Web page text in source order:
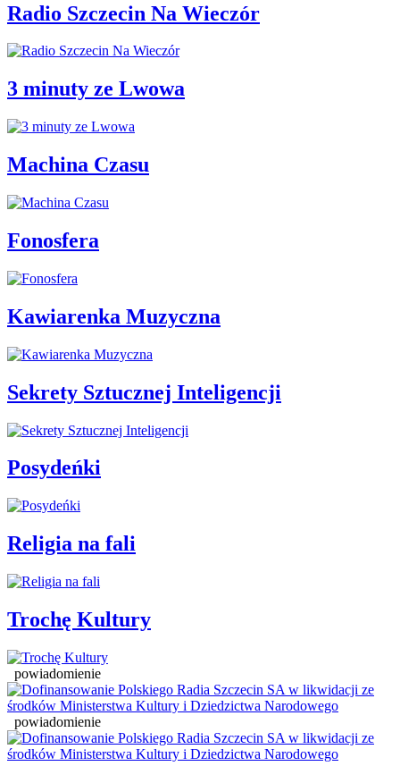
Radio Szczecin Na Wieczór
3 minuty ze Lwowa
Machina Czasu
Fonosfera
Kawiarenka Muzyczna
Sekrety Sztucznej Inteligencji
Posydeńki
Religia na fali
Trochę Kultury
powiadomienie
powiadomienie